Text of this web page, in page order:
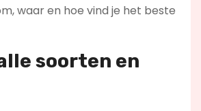
waar en hoe vind je het beste
soorten en